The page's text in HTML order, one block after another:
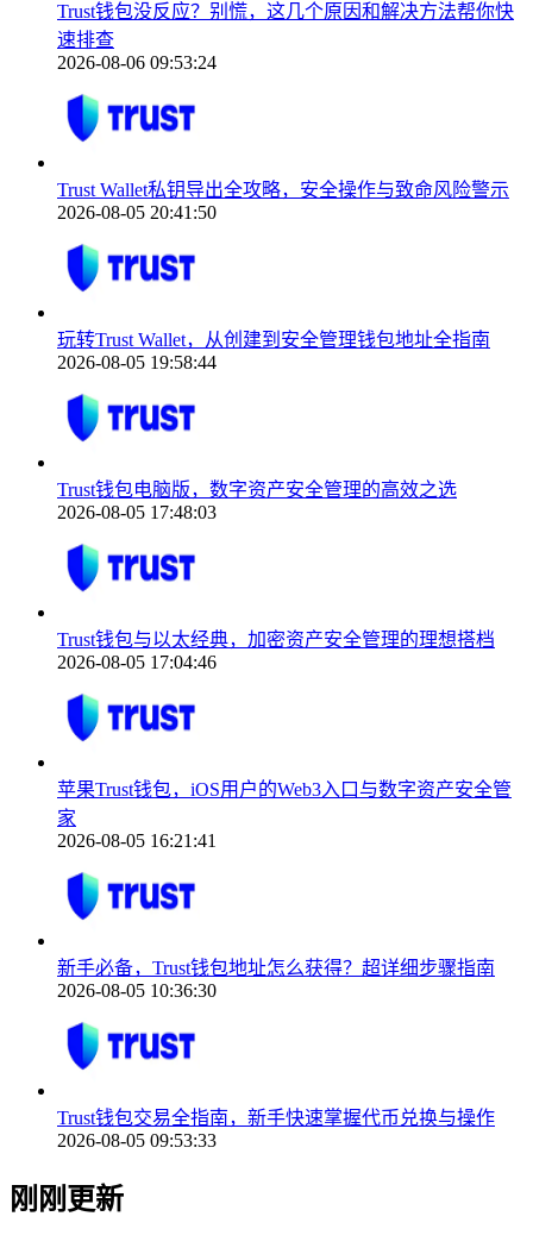
Trust钱包没反应？别慌，这几个原因和解决方法帮你快
速排查
2026-08-06 09:53:24
Trust Wallet私钥导出全攻略，安全操作与致命风险警示
2026-08-05 20:41:50
玩转Trust Wallet，从创建到安全管理钱包地址全指南
2026-08-05 19:58:44
Trust钱包电脑版，数字资产安全管理的高效之选
2026-08-05 17:48:03
Trust钱包与以太经典，加密资产安全管理的理想搭档
2026-08-05 17:04:46
苹果Trust钱包，iOS用户的Web3入口与数字资产安全管
家
2026-08-05 16:21:41
新手必备，Trust钱包地址怎么获得？超详细步骤指南
2026-08-05 10:36:30
Trust钱包交易全指南，新手快速掌握代币兑换与操作
2026-08-05 09:53:33
刚刚更新